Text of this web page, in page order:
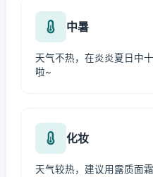
中暑
天气不热，在炎炎夏日中
啦~
化妆
天气较热，建议用露质面